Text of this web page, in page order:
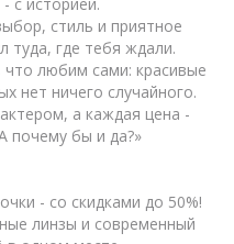
с историей.
стиль и приятное
туда, где тебя ждали.
любим сами: красивые
нет ничего случайного.
а каждая цена -
почему бы и да?»
- со скидками до 50%!
линзы и современный